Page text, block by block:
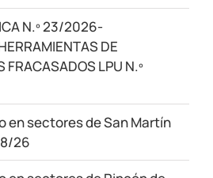
N.º 23/2026-
DE
FRACASADOS LPU N.º
en sectores de San Martín
26